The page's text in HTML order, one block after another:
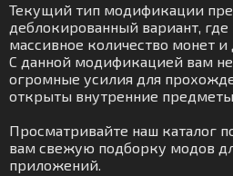
Текущий тип модификации
деблокированный вариант,
массивное количество монет
С данной модификацией вам не
огромные усилия для
открыты внутренние
Просматривайте наш каталог
вам свежую подборку модов
приложений.